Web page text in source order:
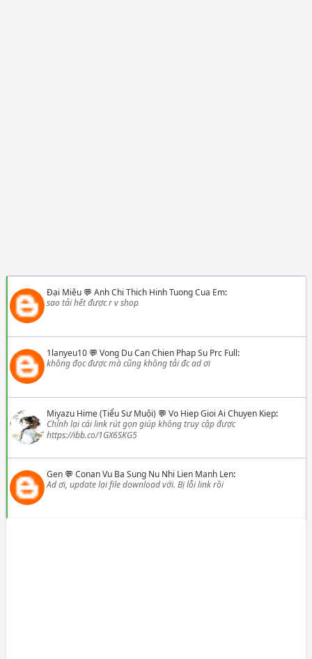
Đại Miêu💬 Anh Chi Thich Hinh Tuong Cua Em:
sao tải hết được r v shop
1lanyeu10💬 Vong Du Can Chien Phap Su Prc Full:
không đọc được mà cũng không tải đc ad ơi
Miyazu Hime (Tiểu Sư Muội) 💬 Vo Hiep Gioi Ai Chuyen Kiep:
Chỉnh lại cái link rút gọn giúp không truy cập được
https://ibb.co/1GX6SKG5
Gen💬 Conan Vu Ba Sung Nu Nhi Lien Manh Len:
Ad ơi, update lại file download với. Bị lỗi link rồi